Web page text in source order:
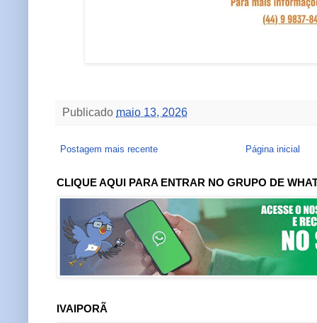
Publicado maio 13, 2026
Postagem mais recente Página inicial
CLIQUE AQUI PARA ENTRAR NO GRUPO DE
IVAIPORÃ